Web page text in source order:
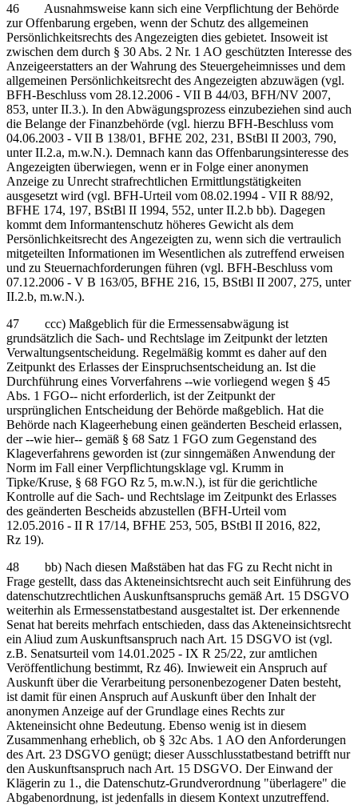
46 Ausnahmsweise kann sich eine Verpflichtung der Behörde
zur Offenbarung ergeben, wenn der Schutz des allgemeinen
Persönlichkeitsrechts des Angezeigten dies gebietet. Insoweit ist
zwischen dem durch § 30 Abs. 2 Nr. 1 AO geschützten Interesse des
Anzeigeerstatters an der Wahrung des Steuergeheimnisses und dem
allgemeinen Persönlichkeitsrecht des Angezeigten abzuwägen (vgl.
BFH-Beschluss vom 28.12.2006 - VII B 44/03, BFH/NV 2007,
853, unter II.3.). In den Abwägungsprozess einzubeziehen sind auch
die Belange der Finanzbehörde (vgl. hierzu BFH-Beschluss vom
04.06.2003 - VII B 138/01, BFHE 202, 231, BStBl II 2003, 790,
unter II.2.a, m.w.N.). Demnach kann das Offenbarungsinteresse des
Angezeigten überwiegen, wenn er in Folge einer anonymen
Anzeige zu Unrecht strafrechtlichen Ermittlungstätigkeiten
ausgesetzt wird (vgl. BFH-Urteil vom 08.02.1994 - VII R 88/92,
BFHE 174, 197, BStBl II 1994, 552, unter II.2.b bb). Dagegen
kommt dem Informantenschutz höheres Gewicht als dem
Persönlichkeitsrecht des Angezeigten zu, wenn sich die vertraulich
mitgeteilten Informationen im Wesentlichen als zutreffend erweisen
und zu Steuernachforderungen führen (vgl. BFH-Beschluss vom
07.12.2006 - V B 163/05, BFHE 216, 15, BStBl II 2007, 275, unter
II.2.b, m.w.N.).
47 ccc) Maßgeblich für die Ermessensabwägung ist
grundsätzlich die Sach- und Rechtslage im Zeitpunkt der letzten
Verwaltungsentscheidung. Regelmäßig kommt es daher auf den
Zeitpunkt des Erlasses der Einspruchsentscheidung an. Ist die
Durchführung eines Vorverfahrens ‑‑wie vorliegend wegen § 45
Abs. 1 FGO‑‑ nicht erforderlich, ist der Zeitpunkt der
ursprünglichen Entscheidung der Behörde maßgeblich. Hat die
Behörde nach Klageerhebung einen geänderten Bescheid erlassen,
der ‑‑wie hier‑‑ gemäß § 68 Satz 1 FGO zum Gegenstand des
Klageverfahrens geworden ist (zur sinngemäßen Anwendung der
Norm im Fall einer Verpflichtungsklage vgl. Krumm in
Tipke/Kruse, § 68 FGO Rz 5, m.w.N.), ist für die gerichtliche
Kontrolle auf die Sach- und Rechtslage im Zeitpunkt des Erlasses
des geänderten Bescheids abzustellen (BFH-Urteil vom
12.05.2016 - II R 17/14, BFHE 253, 505, BStBl II 2016, 822,
Rz 19).
48 bb) Nach diesen Maßstäben hat das FG zu Recht nicht in
Frage gestellt, dass das Akteneinsichtsrecht auch seit Einführung des
datenschutzrechtlichen Auskunftsanspruchs gemäß Art. 15 DSGVO
weiterhin als Ermessenstatbestand ausgestaltet ist. Der erkennende
Senat hat bereits mehrfach entschieden, dass das Akteneinsichtsrecht
ein Aliud zum Auskunftsanspruch nach Art. 15 DSGVO ist (vgl.
z.B. Senatsurteil vom 14.01.2025 - IX R 25/22, zur amtlichen
Veröffentlichung bestimmt, Rz 46). Inwieweit ein Anspruch auf
Auskunft über die Verarbeitung personenbezogener Daten besteht,
ist damit für einen Anspruch auf Auskunft über den Inhalt der
anonymen Anzeige auf der Grundlage eines Rechts zur
Akteneinsicht ohne Bedeutung. Ebenso wenig ist in diesem
Zusammenhang erheblich, ob § 32c Abs. 1 AO den Anforderungen
des Art. 23 DSGVO genügt; dieser Ausschlusstatbestand betrifft nur
den Auskunftsanspruch nach Art. 15 DSGVO. Der Einwand der
Klägerin zu 1., die Datenschutz-Grundverordnung "überlagere" die
Abgabenordnung, ist jedenfalls in diesem Kontext unzutreffend.